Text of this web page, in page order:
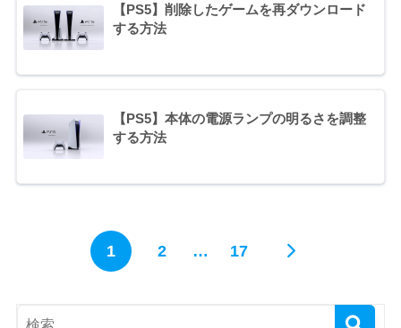
【PS5】削除したゲームを再ダウンロード
する方法
【PS5】本体の電源ランプの明るさを調整
する方法
1 2 … 17